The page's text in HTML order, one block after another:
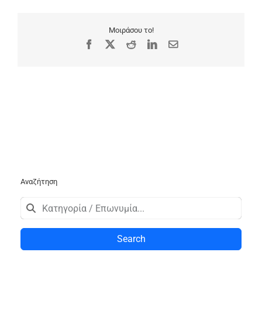
Μοιράσου το!
Facebook RedditLinkedIn
Email
Αναζήτηση
Search